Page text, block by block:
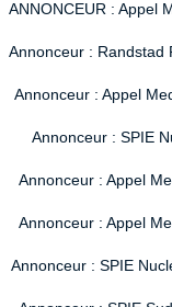
ANNONCEUR : Appel
Annonceur : Randstad
Annonceur : Appel
Annonceur : SPIE
Annonceur : Appel
Annonceur : Appel
Annonceur : SPIE